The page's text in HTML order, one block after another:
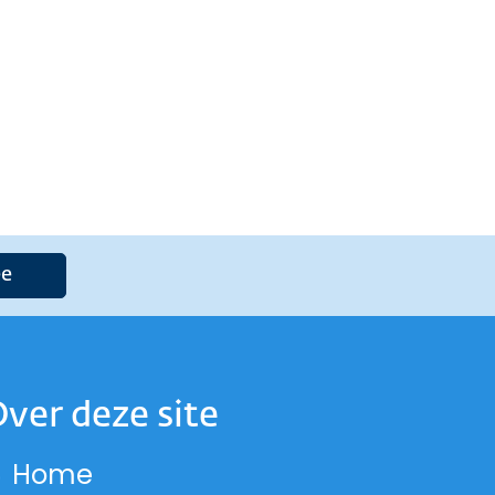
Instagram
op Facebook
op LinkedIn
op X
Holland op Bluesky
Holland op Threads
Noord-Holland op
deze site
Home